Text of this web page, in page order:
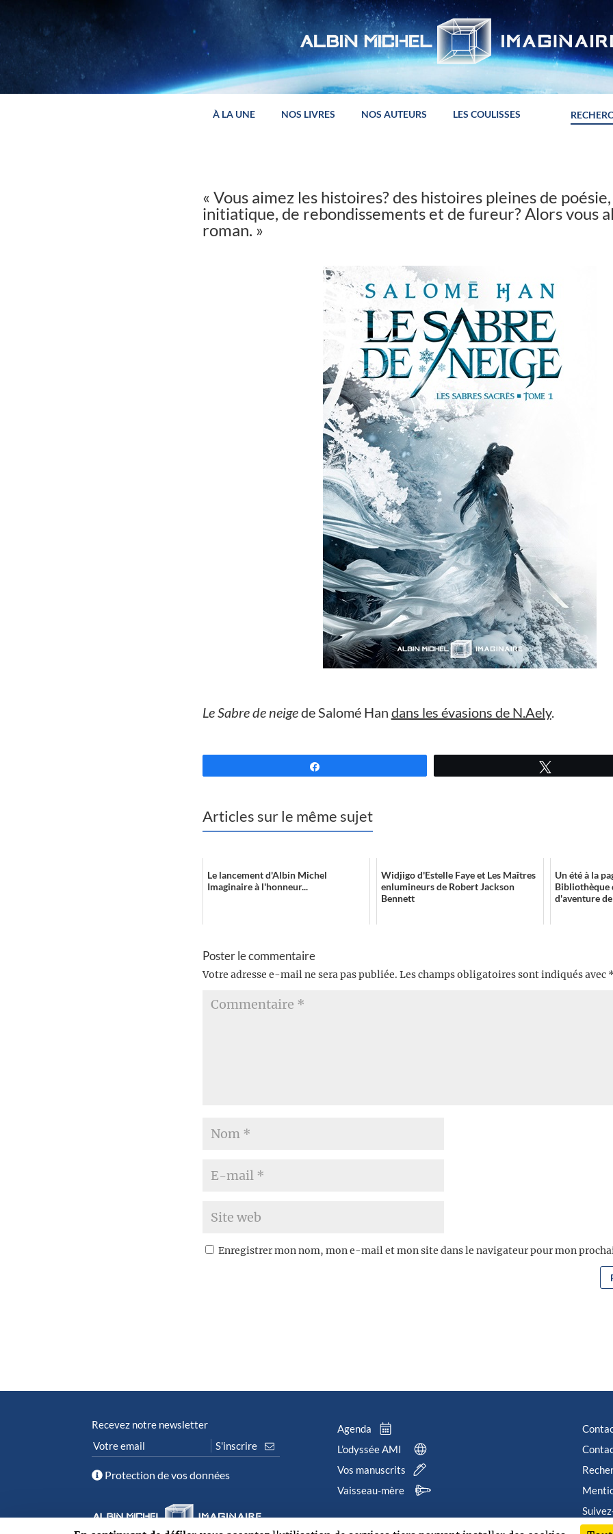
À LA UNE NOS LIVRES NOS AUTEURS LES COULISSES
« Vous aimez les histoires? des histoires pleines de
initiatique, de rebondissements et de fureur? Alors vous
roman. »
Le Sabre de neigede Salomé Han dans les évasions de N.Aely.
Articles sur le même sujet
Le lancement d'Albin Michel
Imaginaire à l'honneur...
Widjigo d'Estelle Faye et Les Maîtres
enlumineurs de Robert Jackson
Bennett
Un été à la
Bibliothèque
d'aventure
Poster le commentaire
Votre adresse e-mail ne sera pas publiée. Les champs obligatoires sont indiqués avec
Enregistrer mon nom, mon e-mail et mon site dans le navigateur pour mon
Recevez notre newsletter
Protection de vos données
Agenda
L’odyssée AMI
Vos manuscrits
Vaisseau-mère